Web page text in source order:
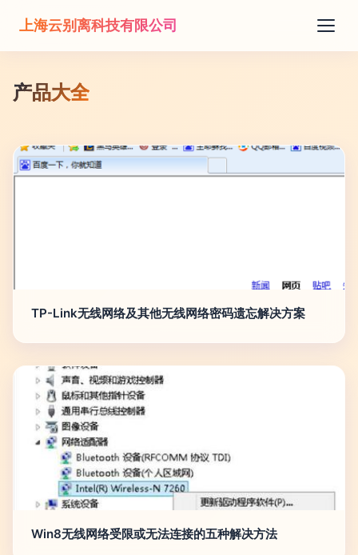
上海云别离科技有限公司
产品大全
TP-Link无线网络及其他无线网络密码遗忘解决方案
Win8无线网络受限或无法连接的五种解决方法